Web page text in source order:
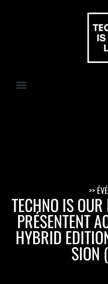
>>
TECHNO IS
PRÉSENTENT
HYBRID
SION